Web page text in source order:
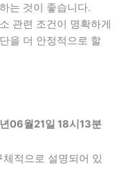
는 것이 좋습니다.
관련 조건이 명확하게
을 더 안정적으로 할
06월21일 18시13분
적으로 설명되어 있